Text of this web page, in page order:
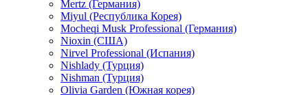
Mertz (Германия)
Miyul (Республика Корея)
Mocheqi Musk Professional (Германия)
Nioxin (США)
Nirvel Professional (Испания)
Nishlady (Турция)
Nishman (Турция)
Olivia Garden (Южная корея)